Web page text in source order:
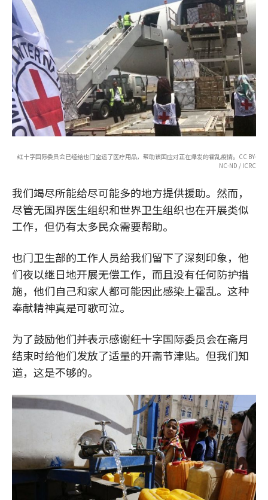
红十字国际委员会已经给也门空运了医疗用品，帮助该国应对正在爆发的霍乱疫情。CC BY-
NC-ND / ICRC
我们竭尽所能给尽可能多的地方提供援助。然而，
尽管无国界医生组织和世界卫生组织也在开展类似
工作，但仍有太多民众需要帮助。
也门卫生部的工作人员给我们留下了深刻印象，他
们夜以继日地开展无偿工作，而且没有任何防护措
施，他们自己和家人都可能因此感染上霍乱。这种
奉献精神真是可歌可泣。
为了鼓励他们――并表示感谢――红十字国际委员会在斋月
结束时给他们发放了适量的开斋节津贴。但我们知
道，这是不够的。